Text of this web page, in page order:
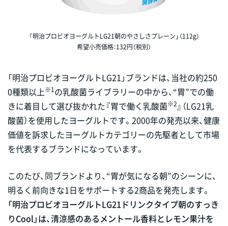
「明治プロビオヨーグルトLG21朝のやさしさプレーン」（112g）
希望小売価格：132円（税別）
「明治プロビオヨーグルトLG21」ブランドは、当社の約250
0種類以上※1の乳酸菌ライブラリーの中から、“胃”での働
きに着目して選び抜かれた『胃で働く乳酸菌※2』（LG21乳
酸菌）を使用したヨーグルトです。2000年の発売以来、健康
価値を訴求したヨーグルトカテゴリーの先駆者として市場
を代表するブランドになっています。
このたび、同ブランドより、“胃が気になる朝”のシーンに、
明るく前向きな1日をサポートする2商品を発売します。
「明治プロビオヨーグルトLG21ドリンクタイプ朝のすっき
りCool」は、清涼感のあるメントール香料とレモン果汁を